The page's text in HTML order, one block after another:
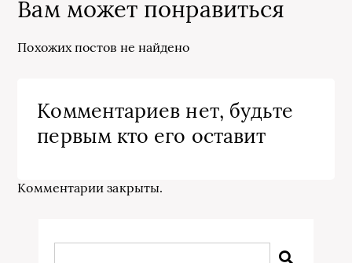
Вам может понравиться
Похожих постов не найдено
Комментариев нет, будьте
первым кто его оставит
Комментарии закрыты.